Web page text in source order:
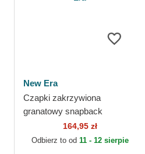
New Era
Czapki zakrzywiona
granatowy snapback
9SEVENTY Stretch Snap
Flower New York Yankees
164,95 zł
Odbierz to od 11 - 12 sierpie